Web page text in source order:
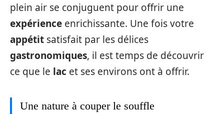
plein air se conjuguent pour offrir une
expérience enrichissante. Une fois votre
appétit satisfait par les délices
gastronomiques, il est temps de découvrir
ce que le lac et ses environs ont à offrir.
Une nature à couper le souffle